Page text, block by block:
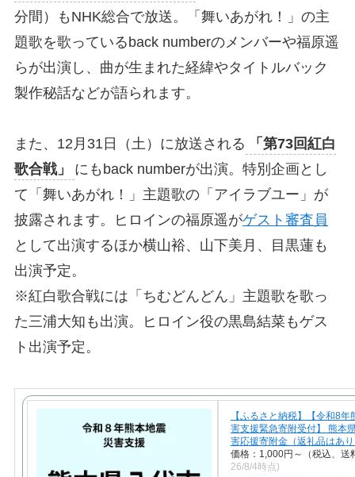
分間）もNHK総合で放送。「舞いあがれ！」の主
題歌を歌っているback numberのメンバーや福原遥
らが出演し、曲が生まれた経緯やタイトルバック
製作秘話などが語られます。
また、12月31日（土）に放送される
「第73回紅白
歌合戦」
にもback numberが出演。特別企画とし
て「舞いあがれ！」主題歌の「アイラブユー」が
披露されます。ヒロインの福原遥がゲスト審査員
として出演するほか横山裕、山下美月、目黒蓮も
出演予定。
※紅白歌合戦には「ちむどんどん」主題歌を歌っ
た三浦大知も出演。ヒロイン役の黒島結菜もゲス
ト出演予定。
【ふるさと納税】【令和8年
害支援緊急寄附受付】 熊本
害応援寄附金（返礼品はあ
価格：1,000円～（税込、送
26/8/4時点)